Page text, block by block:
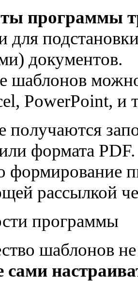
программы
для
документов.
шаблонов
PowerPoint, и
получаются
формата PDF.
формирование
рассылкой
программы
шаблонов
сами